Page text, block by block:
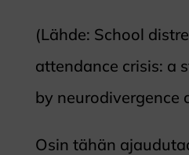
(Lähde: School
attendance crisis: a
by neurodivergence
Osin tähän